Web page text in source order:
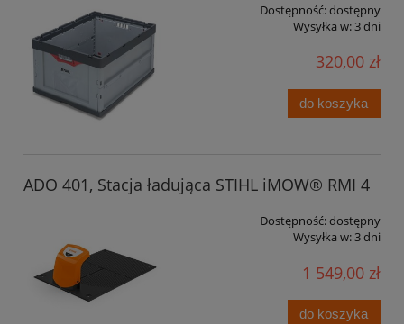
Dostępność:dostępny
Wysyłka w:3 dni
320,00 zł
do koszyka
ADO 401, Stacja ładująca STIHL iMOW® RMI 4
Dostępność:dostępny
Wysyłka w:3 dni
1 549,00 zł
do koszyka